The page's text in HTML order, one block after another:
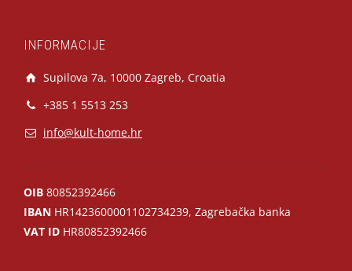
INFORMACIJE
Supilova 7a, 10000 Zagreb, Croatia
+385 1 5513 253
info@kult-home.hr
OIB 80852392466
IBAN HR1423600001102734239, Zagrebačka banka
VAT ID HR80852392466